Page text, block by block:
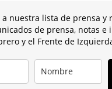
nuestra lista de prensa y
de prensa, notas e
y el Frente de